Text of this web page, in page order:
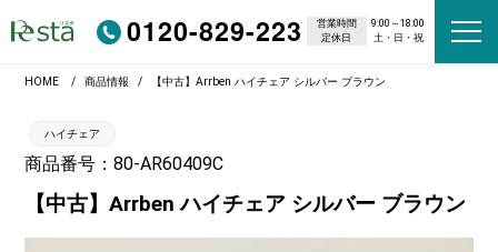
0120-829-223 営業時間
9:00～18:00
定休日
土・日・祝
HOME 商品情報 【中古】Arrben ハイチェア シルバー ブラウン
ハイチェア
商品番号：80-AR60409C
【中古】Arrben ハイチェア シルバー ブラウン